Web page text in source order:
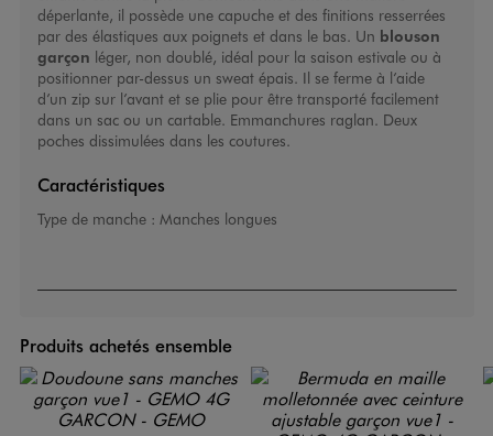
déperlante, il possède une capuche et des finitions resserrées
par des élastiques aux poignets et dans le bas. Un blouson
garçon léger, non doublé, idéal pour la saison estivale ou à
positionner par-dessus un sweat épais. Il se ferme à l’aide
d’un zip sur l’avant et se plie pour être transporté facilement
dans un sac ou un cartable. Emmanchures raglan. Deux
poches dissimulées dans les coutures.
Caractéristiques
Type de manche : Manches longues
Produits achetés ensemble